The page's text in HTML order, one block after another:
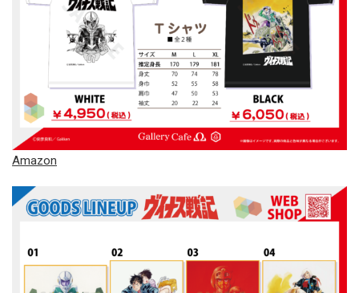
Amazon